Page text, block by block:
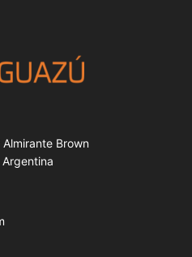
Almirante Brown